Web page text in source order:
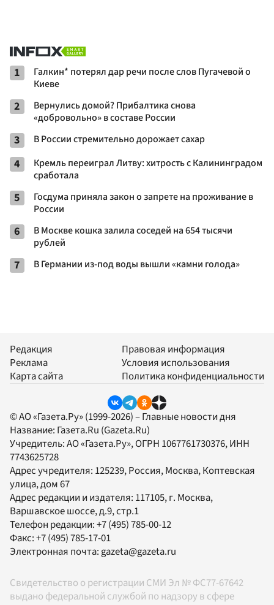
1
Галкин* потерял дар речи после слов Пугачевой о
Киеве
2
Вернулись домой? Прибалтика снова
«добровольно» в составе России
3 В России стремительно дорожает сахар
4
Кремль переиграл Литву: хитрость с Калининградом
сработала
5
Госдума приняла закон о запрете на проживание в
России
6
В Москве кошка залила соседей на 654 тысячи
рублей
7 В Германии из-под воды вышли «камни голода»
Редакция
Реклама
Карта сайта
Правовая информация
Условия использования
Политика конфиденциальности
© АО «Газета.Ру» (1999-2026) – Главные новости дня
Название: Газета.Ru (Gazeta.Ru)
Учредитель:АО «Газета.Ру», ОГРН 1067761730376, ИНН
7743625728
Адрес учредителя: 125239, Россия, Москва, Коптевская
улица, дом 67
Адрес редакции и издателя: 117105, г. Москва,
Варшавское шоссе, д.9, стр.1
Телефон редакции:+7 (495) 785-00-12
Факс:+7 (495) 785-17-01
Электронная почта:gazeta@gazeta.ru
Свидетельство о регистрации СМИ Эл № ФС77-67642
выдано федеральной службой по надзору в сфере